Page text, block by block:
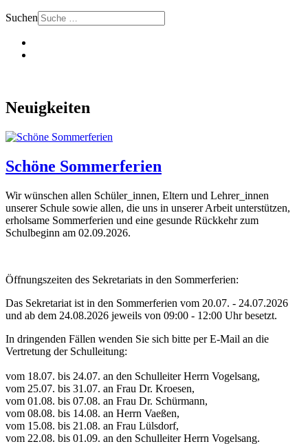
Suchen
Neuigkeiten
Schöne Sommerferien
Wir wünschen allen Schüler_innen, Eltern und Lehrer_innen
unserer Schule sowie allen, die uns in unserer Arbeit unterstützen,
erholsame Sommerferien und eine gesunde Rückkehr zum
Schulbeginn am 02.09.2026.
Öffnungszeiten des Sekretariats in den Sommerferien:
Das Sekretariat ist in den Sommerferien vom 20.07. - 24.07.2026
und ab dem 24.08.2026 jeweils von 09:00 - 12:00 Uhr besetzt.
In dringenden Fällen wenden Sie sich bitte per E-Mail an die
Vertretung der Schulleitung:
vom 18.07. bis 24.07. an den Schulleiter Herrn Vogelsang,
vom 25.07. bis 31.07. an Frau Dr. Kroesen,
vom 01.08. bis 07.08. an Frau Dr. Schürmann,
vom 08.08. bis 14.08. an Herrn Vaeßen,
vom 15.08. bis 21.08. an Frau Lülsdorf,
vom 22.08. bis 01.09. an den Schulleiter Herrn Vogelsang.